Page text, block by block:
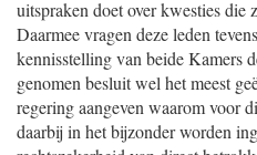
uitspraken doet over kwesties die
Daarmee vragen deze leden
kennisstelling van beide Kamers
genomen besluit wel het meest
regering aangeven waarom voor
daarbij in het bijzonder worden